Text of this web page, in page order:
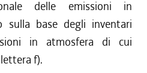
delle emissioni in
sulla base degli inventari
in atmosfera di cui
f).